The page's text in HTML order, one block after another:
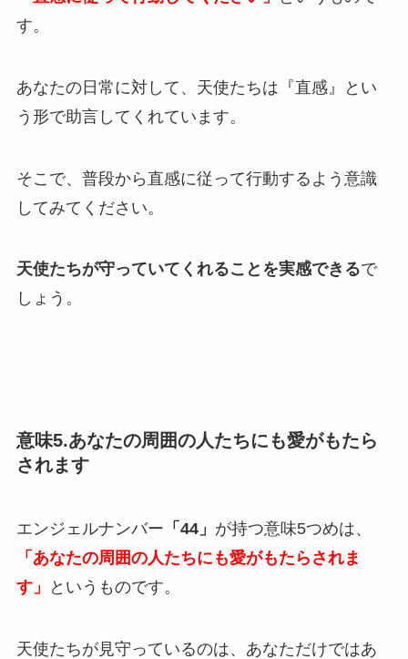
す。
あなたの日常に対して、天使たちは『直感』とい
う形で助言してくれています。
そこで、普段から直感に従って行動するよう意識
してみてください。
天使たちが守っていてくれることを実感できるで
しょう。
意味5.あなたの周囲の人たちにも愛がもたら
されます
エンジェルナンバー 「44」 が持つ意味5つめは、
「あなたの周囲の人たちにも愛がもたらされま
す」
というものです。
天使たちが見守っているのは、あなただけではあ